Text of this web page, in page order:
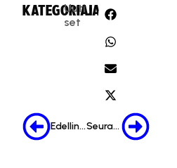
KATEGORIA:
Uuti
set
JAA:
Edellinen Seuraava